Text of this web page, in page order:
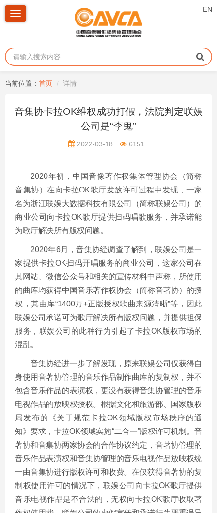
EN
Toggle
当前位置： 首页 详情
音集协卡拉OK维权成功打假，法院判定联娱
公司是“李鬼”
2022-03-18 6151
2020年初，中国音像著作权集体管理协会（简称
音集协）在向卡拉OK歌厅发放许可过程中发现，一家
名为浙江联娱大数据科技有限公司（简称联娱公司）的
商业公司向卡拉OK歌厅提供扫码唱歌服务，并承诺能
为歌厅解决所有版权问题。
2020年6月，音集协经调查了解到，联娱公司是一
家提供卡拉OK扫码开唱服务的商业公司，这家公司在
其网站、微信公众号和相关的宣传材料中声称，所使用
的曲库均获得中国音乐著作权协会（简称音著协）的授
权，其曲库“1400万+正版授权歌曲来源清晰”等，因此
联娱公司承诺可为歌厅解决所有版权问题，并提供担保
服务，联娱公司的此种行为引起了卡拉OK版权市场的
混乱。
音集协经进一步了解发现，原来联娱公司仅获得自
身使用音著协管理的音乐作品制作曲库的复制权，并不
包含音乐作品的表演权，更没有获得音集协管理的音乐
电视作品的放映权授权。根据文化和旅游部、国家版权
局发布的《关于规范卡拉OK领域版权市场秩序的通
知》要求，卡拉OK领域实施“二合一”版权许可机制。音
著协和音集协两家协会的合作协议约定，音著协管理的
音乐作品表演权和音集协管理的音乐电视作品放映权统
一由音集协进行版权许可和收费。在仅获得音著协的复
制权使用许可的情况下，联娱公司向卡拉OK歌厅提供
音乐电视作品是不合法的， 无权向卡拉OK歌厅收取著